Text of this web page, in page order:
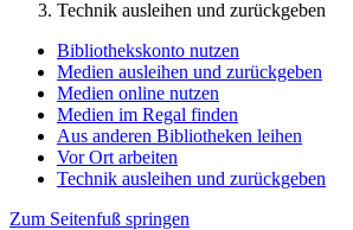
Technik ausleihen und zurückgeben
Bibliothekskonto nutzen
Medien ausleihen und zurückgeben
Medien online nutzen
Medien im Regal finden
Aus anderen Bibliotheken leihen
Vor Ort arbeiten
Technik ausleihen und zurückgeben
Zum Seitenfuß springen